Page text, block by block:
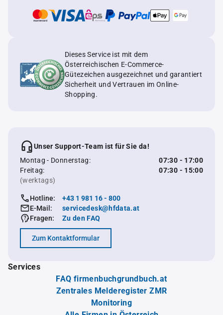
Dieses Service ist mit dem
Österreichischen E-Commerce-
Gütezeichen ausgezeichnet und garantiert
Sicherheit und Vertrauen im Online-
Shopping.
Unser Support-Team ist für Sie da!
Montag - Donnerstag:
07:30 - 17:00
Freitag:
07:30 - 15:00
(werktags)
Hotline:
+43 1 981 16 - 800
E-Mail:
servicedesk@hfdata.at
Fragen:
Zu den FAQ
Zum Kontaktformular
Services
FAQ firmenbuchgrundbuch.at
Zentrales Melderegister ZMR
Monitoring